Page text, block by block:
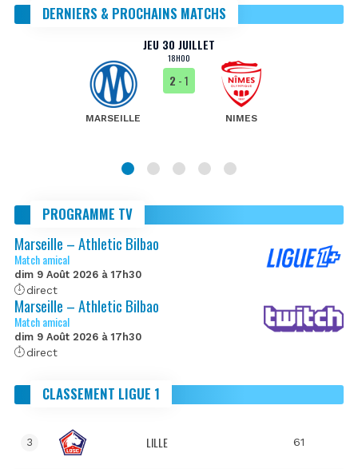
DERNIERS & PROCHAINS MATCHS
JEU 30 JUILLET
18H00
MARSEILLE
2 - 1
NIMES
PROGRAMME TV
Marseille – Athletic Bilbao
Match amical
dim 9 Août 2026 à 17h30
direct
Marseille – Athletic Bilbao
Match amical
dim 9 Août 2026 à 17h30
direct
CLASSEMENT LIGUE 1
3 LILLE 61